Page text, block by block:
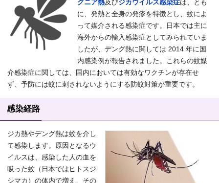
グニア熱及びジカウイルス感染症は、とも
に、発熱と全身の発疹を特徴とし、蚊によ
って媒介される感染症です。日本では主に
海外からの輸入感染症としてみられていま
したが、デング熱に関しては 2014 年に国
内感染例が報告されました。これらの蚊媒
介感染症に関しては、国内においては有効なワクチンが存在せ
ず、予防には蚊に刺されないようにする防蚊対策が重要です。
感染経路
ジカ熱やデング熱は蚊を介し
て感染します。原因となるウ
イルスは、感染した人の血を
吸った蚊（日本ではヒトスジ
シマカ）の体内で増え、その